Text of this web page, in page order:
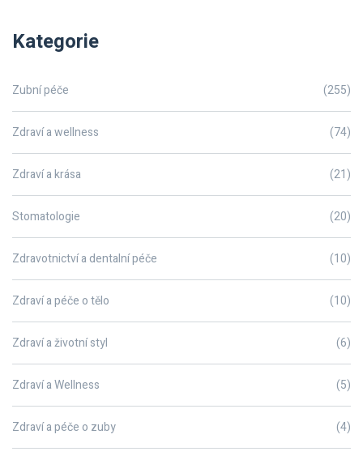
Kategorie
Zubní péče (255)
Zdraví a wellness (74)
Zdraví a krása (21)
Stomatologie (20)
Zdravotnictví a dentalní péče (10)
Zdraví a péče o tělo (10)
Zdraví a životní styl (6)
Zdraví a Wellness (5)
Zdraví a péče o zuby (4)